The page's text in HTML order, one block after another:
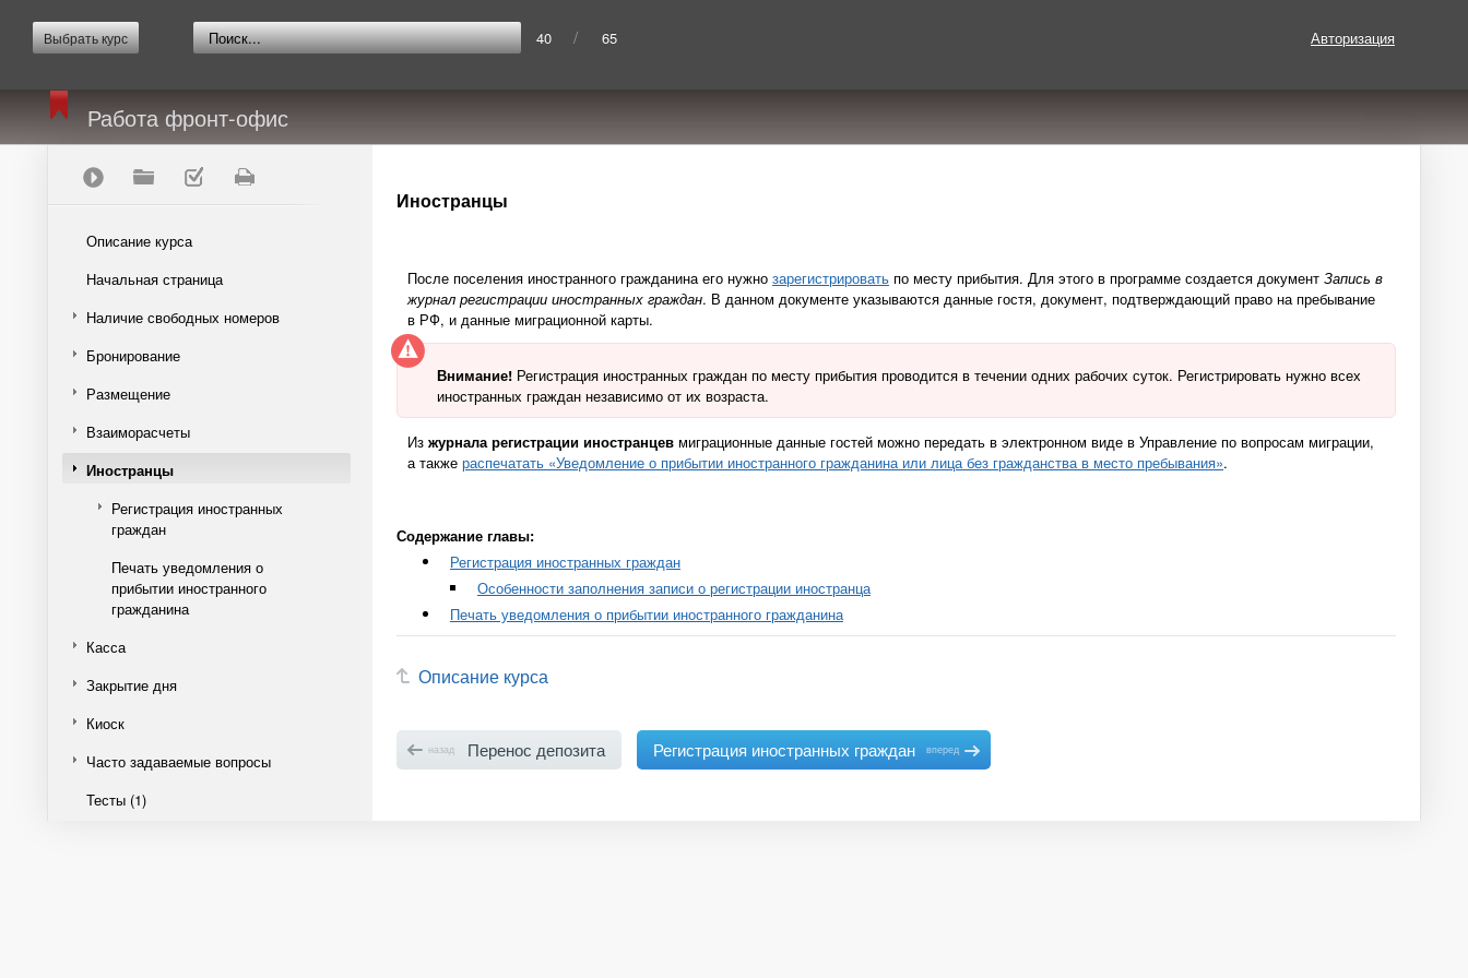
Авторизация
Выбрать курс 40 / 65
Работа фронт-офис
Описание курса
Начальная страница
Наличие свободных номеров
Бронирование
Размещение
Взаиморасчеты
Иностранцы
Регистрация иностранных
граждан
Печать уведомления о
прибытии иностранного
гражданина
Касса
Закрытие дня
Киоск
Часто задаваемые вопросы
Тесты (1)
Иностранцы
После поселения иностранного гражданина его нужно зарегистрировать по месту прибытия. Для этого в программе создается документ Запись в
журнал регистрации иностранных граждан. В данном документе указываются данные гостя, документ, подтверждающий право на пребывание
в РФ, и данные миграционной карты.
Внимание! Регистрация иностранных граждан по месту прибытия проводится в течении одних рабочих суток. Регистрировать нужно всех
иностранных граждан независимо от их возраста.
Из журнала регистрации иностранцев миграционные данные гостей можно передать в электронном виде в Управление по вопросам миграции,
а также распечатать «Уведомление о прибытии иностранного гражданина или лица без гражданства в место пребывания».
Содержание главы:
Регистрация иностранных граждан
Особенности заполнения записи о регистрации иностранца
Печать уведомления о прибытии иностранного гражданина
Описание курса
назад Перенос депозита Регистрация иностранных граждан вперед